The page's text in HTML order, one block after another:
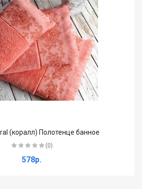
(коралл) Полотенце банное
(0)
578р.